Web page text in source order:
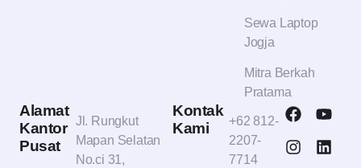
Sewa Laptop
Jogja
Mitra Berkah
Pratama
Alamat
Kantor
Pusat
Jl. Rungkut
Mapan Selatan
No.ci 31,
Kontak
Kami
+62 812-
2207-
7714